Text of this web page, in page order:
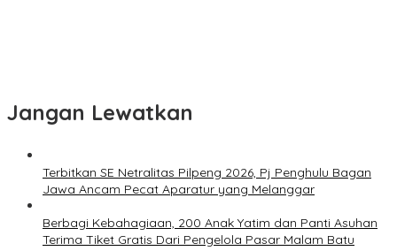
Jangan Lewatkan
Terbitkan SE Netralitas Pilpeng 2026, Pj Penghulu Bagan
Jawa Ancam Pecat Aparatur yang Melanggar
Berbagi Kebahagiaan, 200 Anak Yatim dan Panti Asuhan
Terima Tiket Gratis Dari Pengelola Pasar Malam Batu